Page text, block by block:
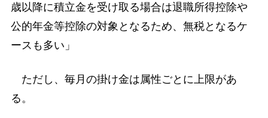
歳以降に積立金を受け取る場合は退職所得控除や
公的年金等控除の対象となるため、無税となるケ
ースも多い」
ただし、毎月の掛け金は属性ごとに上限があ
る。